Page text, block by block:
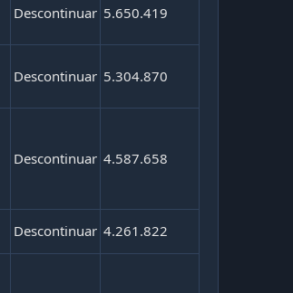
Descontinuar 5.650.419
Descontinuar 5.304.870
Descontinuar 4.587.658
Descontinuar 4.261.822